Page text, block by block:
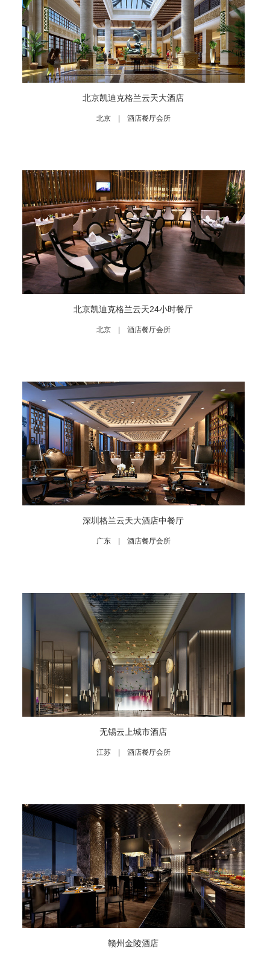
北京凯迪克格兰云天大酒店
北京 | 酒店餐厅会所
北京凯迪克格兰云天24小时餐厅
北京 | 酒店餐厅会所
深圳格兰云天大酒店中餐厅
广东 | 酒店餐厅会所
无锡云上城市酒店
江苏 | 酒店餐厅会所
赣州金陵酒店